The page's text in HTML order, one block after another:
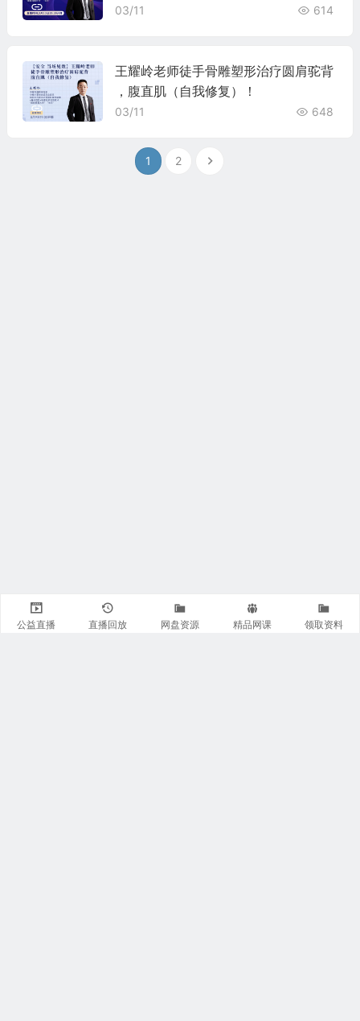
03/11 614
王耀岭老师徒手骨雕塑形治疗圆肩驼背
，腹直肌（自我修复）！
03/11 648
1 2
公益直播 直播回放 网盘资源 精品网课 领取资料